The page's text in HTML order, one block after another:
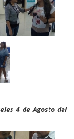
4 de Agosto del